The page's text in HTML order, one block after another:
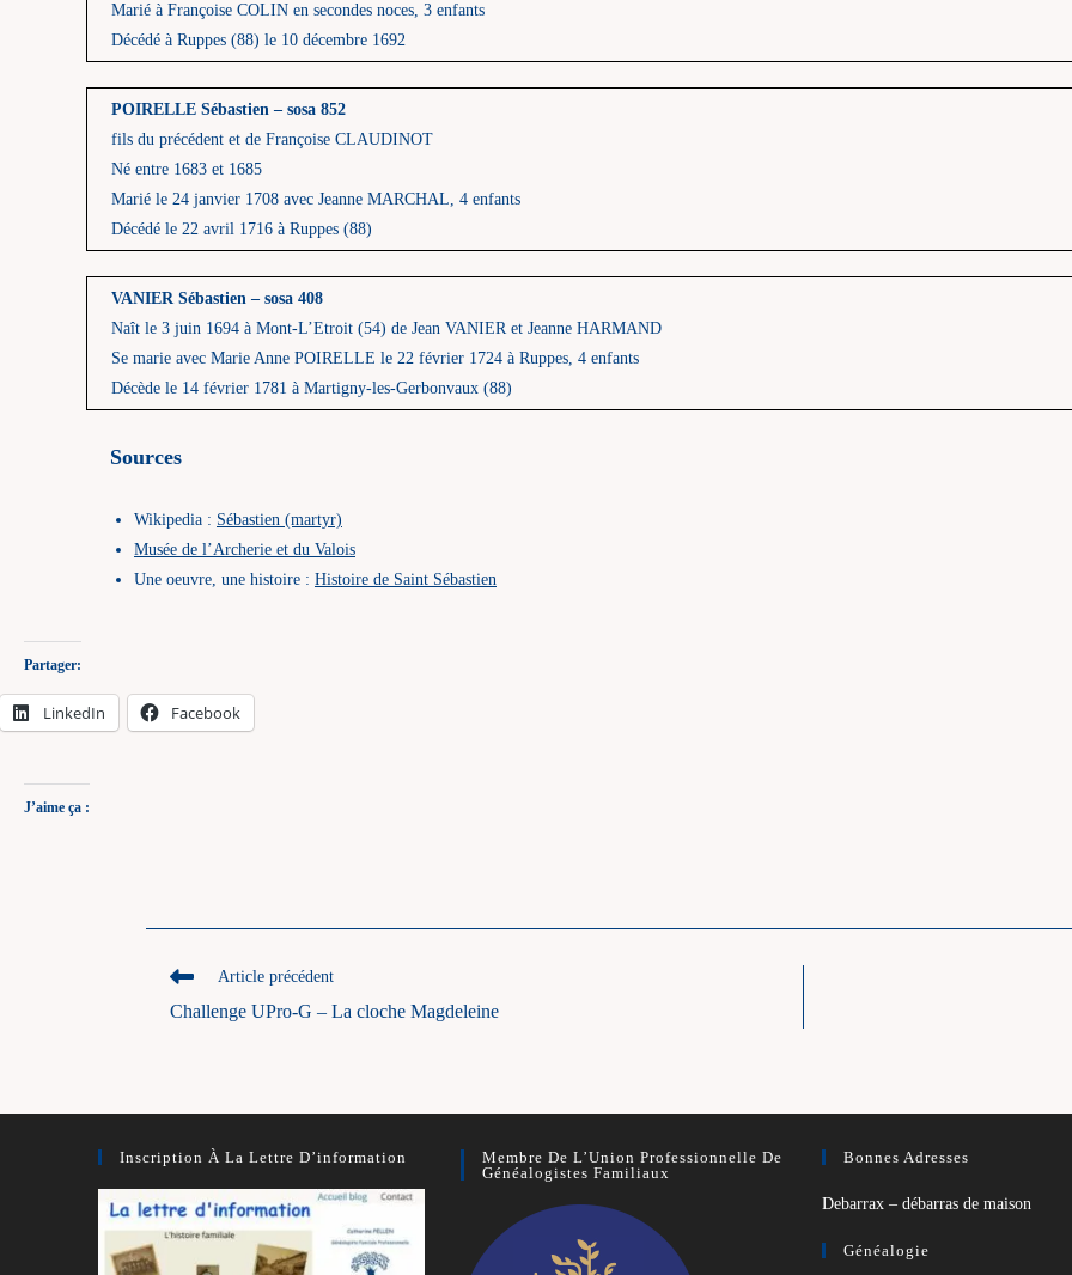
Marié à Françoise COLIN en secondes noces, 3 enfants
Décédé à Ruppes (88) le 10 décembre 1692
POIRELLE Sébastien – sosa 852
fils du précédent et de Françoise CLAUDINOT
Né entre 1683 et 1685
Marié le 24 janvier 1708 avec Jeanne MARCHAL, 4 enfants
Décédé le 22 avril 1716 à Ruppes (88)
VANIER Sébastien – sosa 408
Naît le 3 juin 1694 à Mont-L’Etroit (54) de Jean VANIER et Jeanne HARMAND
Se marie avec Marie Anne POIRELLE le 22 février 1724 à Ruppes, 4 enfants
Décède le 14 février 1781 à Martigny-les-Gerbonvaux (88)
Sources
Wikipedia : Sébastien (martyr)
Musée de l’Archerie et du Valois
Une oeuvre, une histoire : Histoire de Saint Sébastien
Partager:
LinkedIn Facebook
J’aime ça :
Read
articles
Article précédent
Challenge UPro-G – La cloche Magdeleine
Inscription À La Lettre D’information
Membre De L’Union Professionnelle De
Généalogistes Familiaux
Bonnes Adresses
Debarrax – débarras de maison
Généalogie